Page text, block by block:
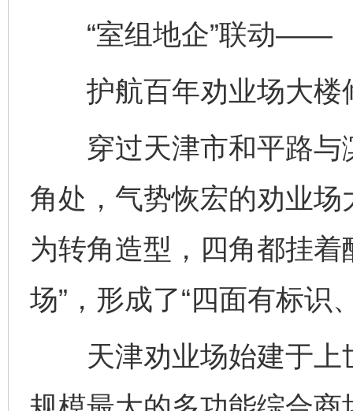
“室组地企”联动——
护航百年劝业场大楼
穿过天津市和平路与
角处，气势恢宏的劝业
为转角造型，四角都挂
场”，形成了“四面有标识
天津劝业场始建于上